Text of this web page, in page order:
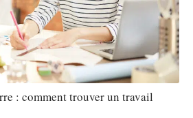
: comment trouver un travail